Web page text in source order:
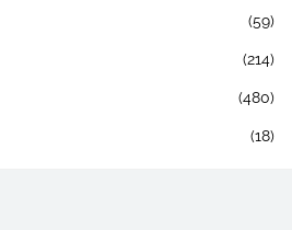
(59)
(214)
(480)
(18)